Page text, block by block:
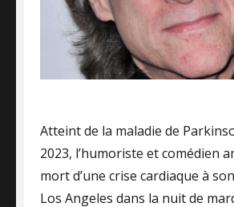
Atteint de la maladie de
2023, l’humoriste et comédien
mort d’une crise cardiaque à
Los Angeles dans la nuit de